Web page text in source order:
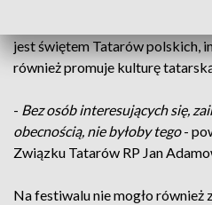
jest świętem Tatarów polskich,
również promuje kulturę
- Bez osób interesujących się,
obecnością, nie byłoby tego-
Związku Tatarów RP Jan
Na festiwalu nie mogło również